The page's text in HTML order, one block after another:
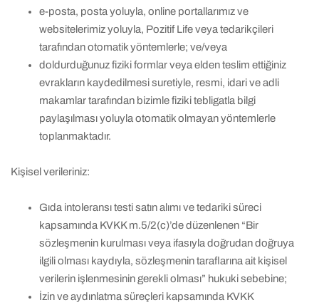
e-posta, posta yoluyla, online portallarımız ve
websitelerimiz yoluyla, Pozitif Life veya tedarikçileri
tarafından otomatik yöntemlerle; ve/veya
doldurduğunuz fiziki formlar veya elden teslim ettiğiniz
evrakların kaydedilmesi suretiyle, resmi, idari ve adli
makamlar tarafından bizimle fiziki tebligatla bilgi
paylaşılması yoluyla otomatik olmayan yöntemlerle
toplanmaktadır.
Kişisel verileriniz:
Gıda intoleransı testi satın alımı ve tedariki süreci
kapsamında KVKK m.5/2(c)’de düzenlenen “Bir
sözleşmenin kurulması veya ifasıyla doğrudan doğruya
ilgili olması kaydıyla, sözleşmenin taraflarına ait kişisel
verilerin işlenmesinin gerekli olması” hukuki sebebine;
İzin ve aydınlatma süreçleri kapsamında KVKK